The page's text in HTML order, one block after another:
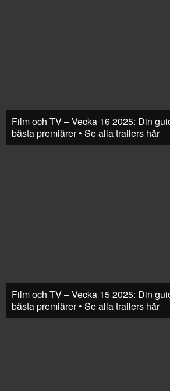
Film och TV – Vecka 16 2025: Din
bästa premiärer • Se alla trailers här
Film och TV – Vecka 15 2025: Din
bästa premiärer • Se alla trailers här